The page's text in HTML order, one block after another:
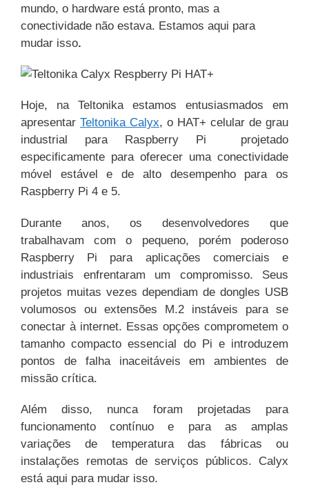
mundo, o hardware está pronto, mas a
conectividade não estava. Estamos aqui para
mudar isso.
Hoje, na Teltonika estamos entusiasmados em
apresentar Teltonika Calyx, o HAT+ celular de grau
industrial para Raspberry Pi projetado
especificamente para oferecer uma conectividade
móvel estável e de alto desempenho para os
Raspberry Pi 4 e 5.
Durante anos, os desenvolvedores que
trabalhavam com o pequeno, porém poderoso
Raspberry Pi para aplicações comerciais e
industriais enfrentaram um compromisso. Seus
projetos muitas vezes dependiam de dongles USB
volumosos ou extensões M.2 instáveis para se
conectar à internet. Essas opções comprometem o
tamanho compacto essencial do Pi e introduzem
pontos de falha inaceitáveis em ambientes de
missão crítica.
Além disso, nunca foram projetadas para
funcionamento contínuo e para as amplas
variações de temperatura das fábricas ou
instalações remotas de serviços públicos. Calyx
está aqui para mudar isso.